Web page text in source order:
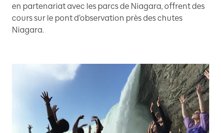
en partenariat avec les parcs de Niagara, offrent des
cours sur le pont d’observation près des chutes
Niagara.